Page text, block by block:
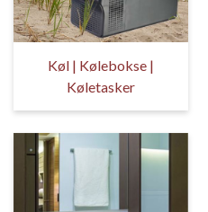
Køl | Kølebokse |
Køletasker